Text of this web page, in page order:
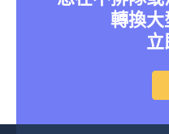
轉換大
立